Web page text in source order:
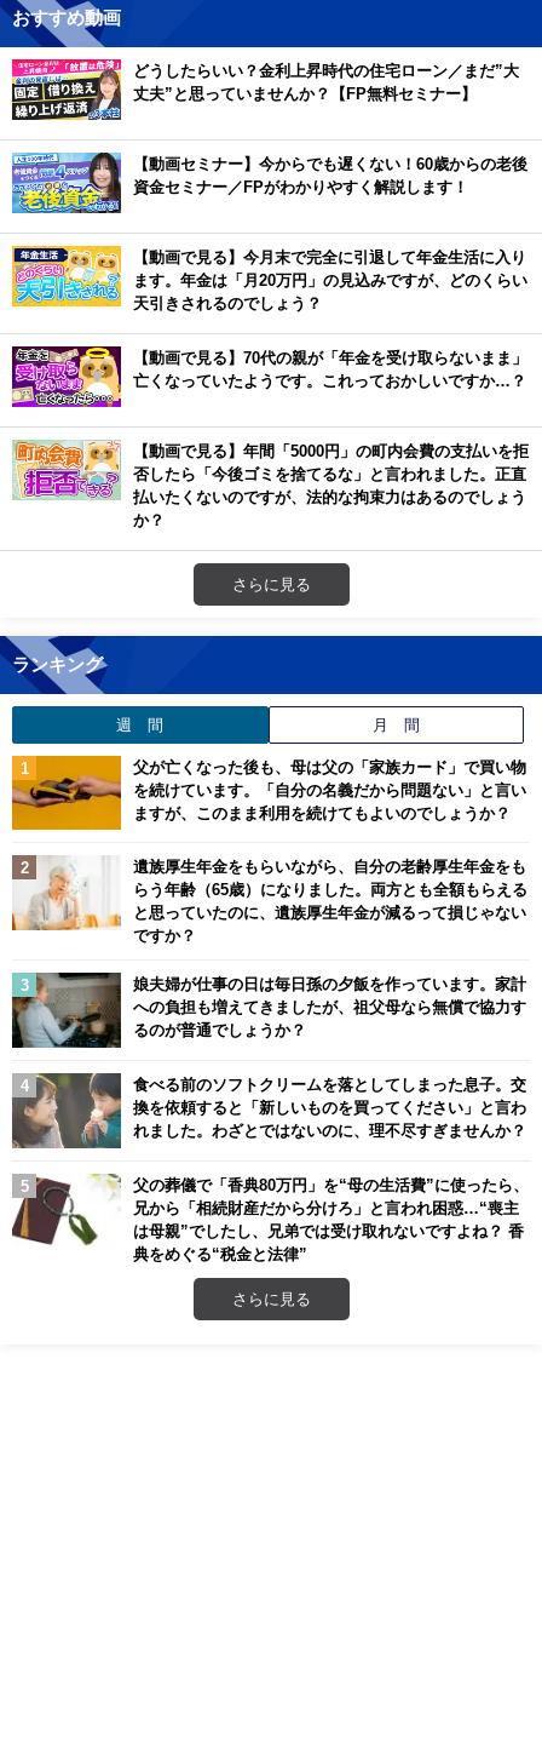
おすすめ動画
どうしたらいい？金利上昇時代の住宅ローン／まだ”大
丈夫”と思っていませんか？【FP無料セミナー】
【動画セミナー】今からでも遅くない！60歳からの老後
資金セミナー／FPがわかりやすく解説します！
【動画で見る】今月末で完全に引退して年金生活に入り
ます。年金は「月20万円」の見込みですが、どのくらい
天引きされるのでしょう？
【動画で見る】70代の親が「年金を受け取らないまま」
亡くなっていたようです。これっておかしいですか…？
【動画で見る】年間「5000円」の町内会費の支払いを拒
否したら「今後ゴミを捨てるな」と言われました。正直
払いたくないのですが、法的な拘束力はあるのでしょう
か？
さらに見る
ランキング
週 間 月 間
父が亡くなった後も、母は父の「家族カード」で買い物
を続けています。「自分の名義だから問題ない」と言い
ますが、このまま利用を続けてもよいのでしょうか？
遺族厚生年金をもらいながら、自分の老齢厚生年金をも
らう年齢（65歳）になりました。両方とも全額もらえる
と思っていたのに、遺族厚生年金が減るって損じゃない
ですか？
娘夫婦が仕事の日は毎日孫の夕飯を作っています。家計
への負担も増えてきましたが、祖父母なら無償で協力す
るのが普通でしょうか？
食べる前のソフトクリームを落としてしまった息子。交
換を依頼すると「新しいものを買ってください」と言わ
れました。わざとではないのに、理不尽すぎませんか？
父の葬儀で「香典80万円」を“母の生活費”に使ったら、
兄から「相続財産だから分けろ」と言われ困惑…“喪主
は母親”でしたし、兄弟では受け取れないですよね？ 香
典をめぐる“税金と法律”
さらに見る